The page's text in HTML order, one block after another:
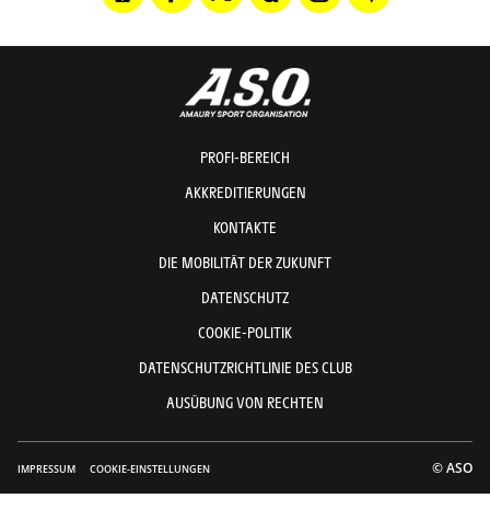
PROFI-BEREICH
AKKREDITIERUNGEN
KONTAKTE
DIE MOBILITÄT DER ZUKUNFT
DATENSCHUTZ
COOKIE-POLITIK
DATENSCHUTZRICHTLINIE DES CLUB
AUSÜBUNG VON RECHTEN
IMPRESSUM COOKIE-EINSTELLUNGEN © ASO